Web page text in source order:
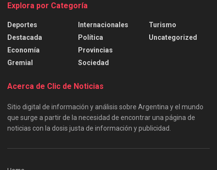
Explora por Categoría
Deportes
Destacada
Economía
Gremial
Internacionales
Política
Provincias
Sociedad
Turismo
Uncategorized
Acerca de Clic de Noticias
Sitio digital de información y análisis sobre Argentina y el mundo
que surge a partir de la necesidad de encontrar una página de
noticias con la dosis justa de información y publicidad.